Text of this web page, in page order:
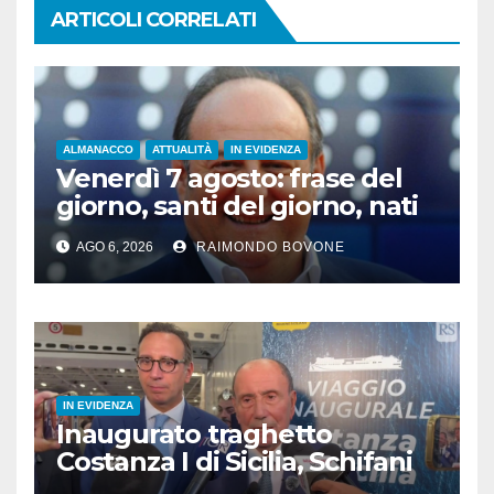
ARTICOLI CORRELATI
ALMANACCO ATTUALITÀ IN EVIDENZA
Venerdì 7 agosto: frase del
giorno, santi del giorno, nati
famosi, accadde oggi
AGO 6, 2026 RAIMONDO BOVONE
IN EVIDENZA
Inaugurato traghetto
Costanza I di Sicilia, Schifani